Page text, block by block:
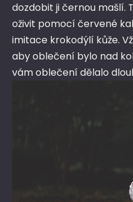
dozdobit ji černou mašlí.
oživit pomocí červené
imitace krokodýlí kůže.
aby oblečení bylo nad
vám oblečení dělalo